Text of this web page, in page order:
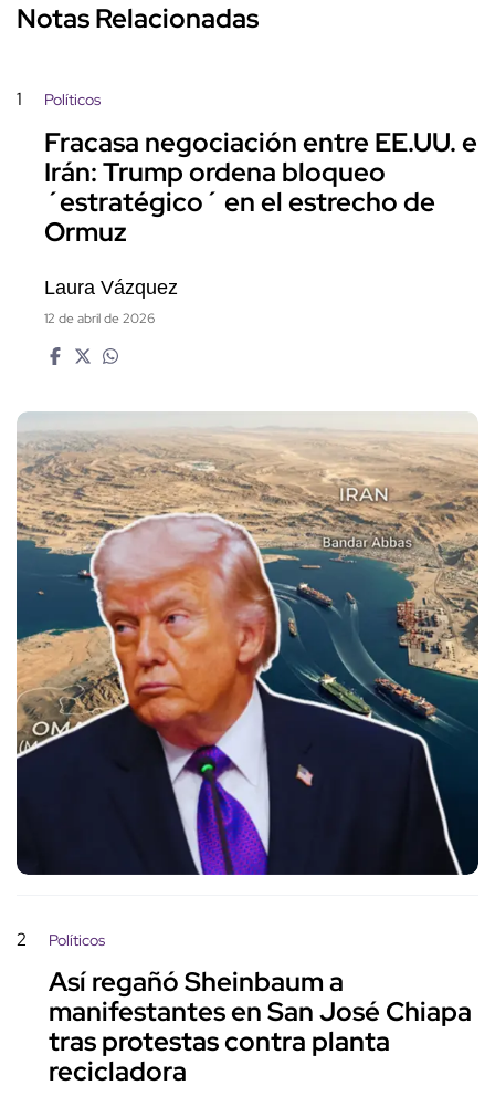
Notas Relacionadas
1 Políticos
Fracasa negociación entre EE.UU. e
Irán: Trump ordena bloqueo
´estratégico´ en el estrecho de
Ormuz
Laura Vázquez
12 de abril de 2026
2 Políticos
Así regañó Sheinbaum a
manifestantes en San José Chiapa
tras protestas contra planta
recicladora